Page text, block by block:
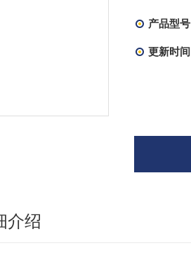
产品型号
更新时间
介绍